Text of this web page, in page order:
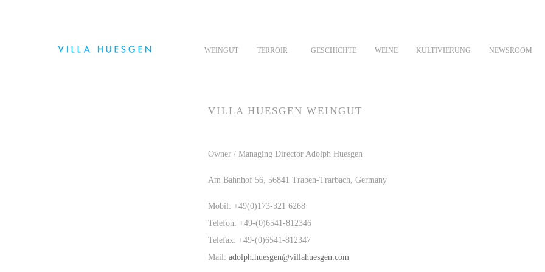
WEINGUT TERROIR GESCHICHTE WEINE KULTIVIERUNG NEWSROOM
VILLA HUESGEN WEINGUT
Owner / Managing Director Adolph Huesgen
Am Bahnhof 56, 56841 Traben-Trarbach, Germany
Mobil: +49(0)173-321 6268
Telefon: +49-(0)6541-812346
Telefax: +49-(0)6541-812347
Mail: adolph.huesgen@villahuesgen.com